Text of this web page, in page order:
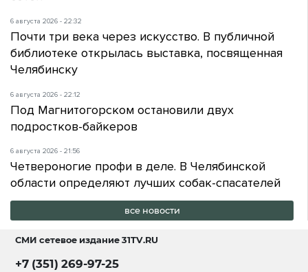
6 августа 2026 - 22:32
Почти три века через искусство. В публичной
библиотеке открылась выставка, посвященная
Челябинску
6 августа 2026 - 22:12
Под Магнитогорском остановили двух
подростков-байкеров
6 августа 2026 - 21:56
Четвероногие профи в деле. В Челябинской
области определяют лучших собак-спасателей
все новости
СМИ сетевое издание31TV.RU
+7 (351) 269-97-25